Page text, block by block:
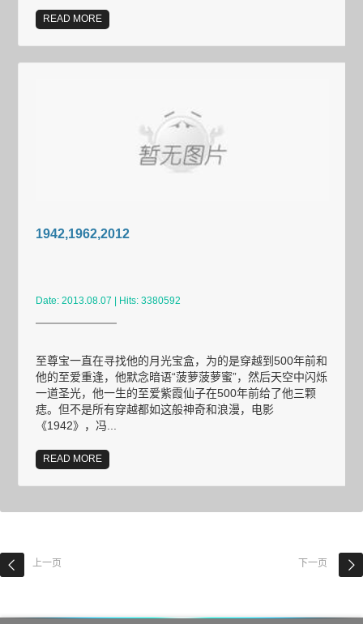
READ MORE
1942,1962,2012
Date: 2013.08.07 | Hits: 3380592
至尊宝一直在寻找他的月光宝盒，为的是穿越到500年前和
他的至爱重逢，他默念暗语“菠萝菠萝蜜”，然后天空中闪烁
一道圣光，他一生的至爱紫霞仙子在500年前给了他三颗
痣。但不是所有穿越都如这般神奇和浪漫，电影
《1942》，冯...
READ MORE
上一页 下一页